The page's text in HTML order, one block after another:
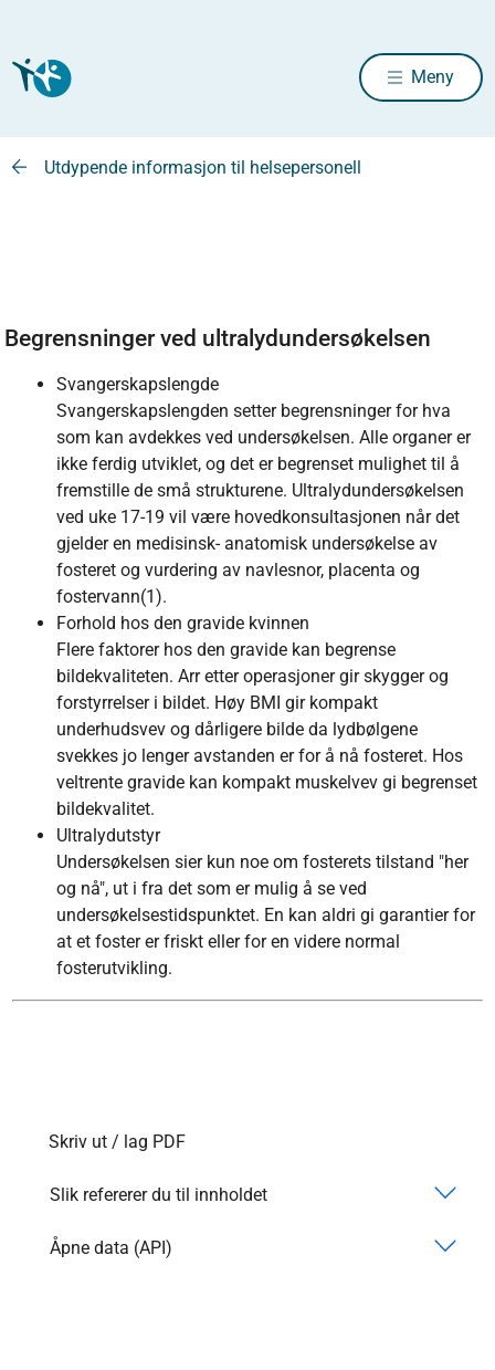
Meny
Utdypende informasjon til helsepersonell
Begrensninger ved ultralydundersøkelsen
Svangerskapslengde
Svangerskapslengden setter begrensninger for hva
som kan avdekkes ved undersøkelsen. Alle organer er
ikke ferdig utviklet, og det er begrenset mulighet til å
fremstille de små strukturene. Ultralydundersøkelsen
ved uke 17-19 vil være hovedkonsultasjonen når det
gjelder en medisinsk- anatomisk undersøkelse av
fosteret og vurdering av navlesnor, placenta og
fostervann(1).
Forhold hos den gravide kvinnen
Flere faktorer hos den gravide kan begrense
bildekvaliteten. Arr etter operasjoner gir skygger og
forstyrrelser i bildet. Høy BMI gir kompakt
underhudsvev og dårligere bilde da lydbølgene
svekkes jo lenger avstanden er for å nå fosteret. Hos
veltrente gravide kan kompakt muskelvev gi begrenset
bildekvalitet.
Ultralydutstyr
Undersøkelsen sier kun noe om fosterets tilstand "her
og nå", ut i fra det som er mulig å se ved
undersøkelsestidspunktet. En kan aldri gi garantier for
at et foster er friskt eller for en videre normal
fosterutvikling.
Skriv ut / lag PDF
Slik refererer du til innholdet
Åpne data (API)